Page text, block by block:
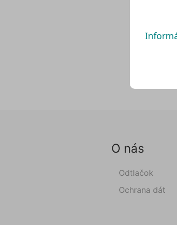
O nás
Odtlačok
Ochrana dát